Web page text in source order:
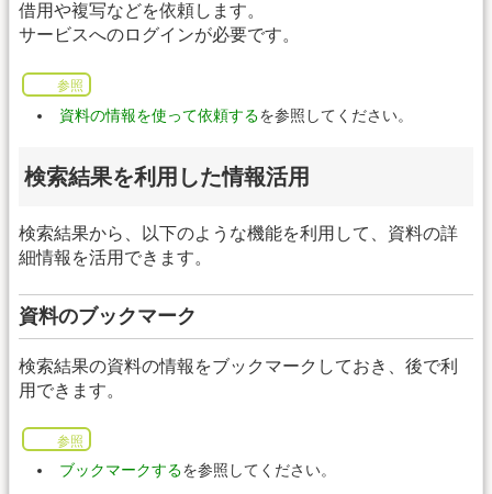
借用や複写などを依頼します。
サービスへのログインが必要です。
参照
資料の情報を使って依頼するを参照してください。
検索結果を利用した情報活用
検索結果から、以下のような機能を利用して、資料の詳
細情報を活用できます。
資料のブックマーク
検索結果の資料の情報をブックマークしておき、後で利
用できます。
参照
ブックマークするを参照してください。